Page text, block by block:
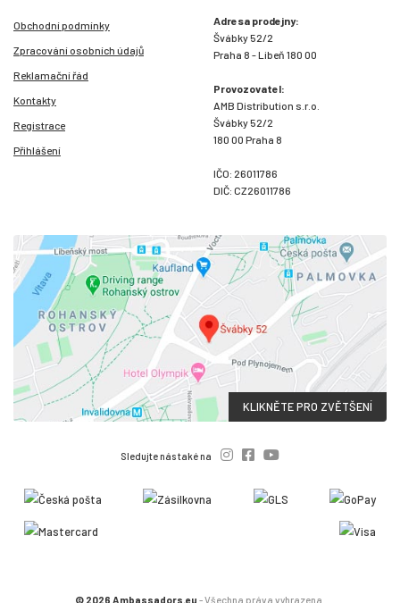
Obchodní podmínky
Zpracování osobních údajů
Reklamační řád
Kontakty
Registrace
Přihlášení
Adresa prodejny:
Švábky 52/2
Praha 8 - Libeň 180 00
Provozovatel:
AMB Distribution s.r.o.
Švábky 52/2
180 00 Praha 8
IČO: 26011786
DIČ: CZ26011786
KLIKNĚTE PRO ZVĚTŠENÍ
Sledujte nás také na
© 2026 Ambassadors.eu - Všechna práva vyhrazena.